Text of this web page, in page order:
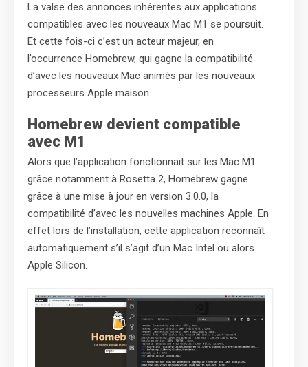
La valse des annonces inhérentes aux applications
compatibles avec les nouveaux Mac M1 se poursuit.
Et cette fois-ci c’est un acteur majeur, en
l’occurrence Homebrew, qui gagne la compatibilité
d’avec les nouveaux Mac animés par les nouveaux
processeurs Apple maison.
Homebrew devient compatible
avec M1
Alors que l’application fonctionnait sur les Mac M1
grâce notamment à Rosetta 2, Homebrew gagne
grâce à une mise à jour en version 3.0.0, la
compatibilité d’avec les nouvelles machines Apple. En
effet lors de l’installation, cette application reconnaît
automatiquement s’il s’agit d’un Mac Intel ou alors
Apple Silicon.